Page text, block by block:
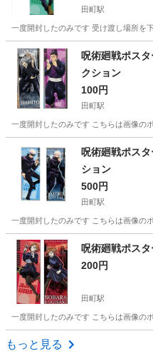
田町駅
一度開封したのみです 受け渡し場所を
東京 港区 田町駅 マンガ
呪術廻戦ポス
クション
100円
田町駅
一度開封したのみです こちらは画像
東京 港区 田町駅 マンガ
呪術廻戦ポス
ション
500円
田町駅
一度開封したのみです こちらは画像の
東京 港区 田町駅 マンガ
呪術廻戦ポス
200円
田町駅
一度開封したのみです こちらは画像の
東京 港区
もっと見る